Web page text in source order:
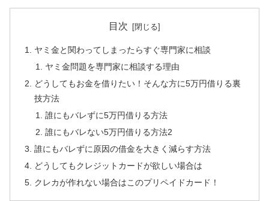
目次
ヤミ金と関わってしまったらすぐ専門家に相談
ヤミ金問題を専門家に相談する理由
どうしてもお金を借りたい！そんな方に5万円借りる裏
技方法
誰にもバレずに5万円借りる方法
誰にもバレない5万円借りる方法2
誰にもバレずに原因の借金を大きく減らす方法
どうしてもクレジットカードが欲しい場合は
クレカが作れない場合はこのプリペイドカード！